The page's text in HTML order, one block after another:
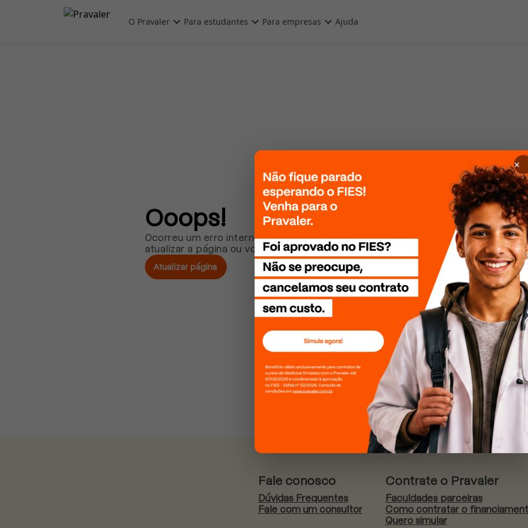
Pular para o conteúdo principal
O Pravaler Para estudantes Para empresas Ajuda
Ooops!
Ocorreu um erro interno. Por favor, tente
atualizar a página ou volte mais tarde!
Atualizar página
Fale conosco
Dúvidas Frequentes
Fale com um consultor
Contrate o Pravaler
Faculdades parceiras
Como contratar o
Quero simular
×